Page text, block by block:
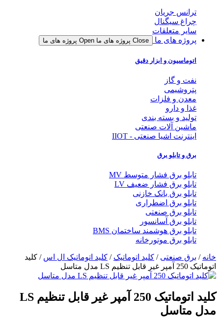
ترانس جریان
چراغ سیگنال
سایر متعلقات
پروژه های ما
Close پروژه های ما Open پروژه های ما
اتوماسیون و ابزار دقیق
نفت و گاز
پتروشیمی
معدن و فلزات
غذا و دارو
تولید و بسته بندی
ماشین آلات صنعتی
اینترنت اشیا صنعتی - IIOT
برق و تابلو برق
تابلو برق فشار متوسط MV
تابلو برق فشار ضعیف LV
تابلو برق بانک خازنی
تابلو برق اضطراری
تابلو برق صنعتی
تابلو برق آسانسور
تابلو برق هوشمند ساختمان BMS
تابلو برق موتورخانه
خانه / برق صنعتی / کلید اتوماتیک / کلید اتوماتیک ال اس / کلید
اتوماتیک 250 آمپر غیر قابل تنظیم LS مدل متاسل
کلید اتوماتیک 250 آمپر غیر قابل تنظیم LS
مدل متاسل